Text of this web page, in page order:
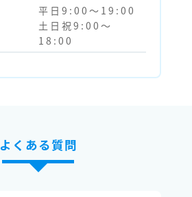
平日9:00～19:00
土日祝9:00～
18:00
よくある質問